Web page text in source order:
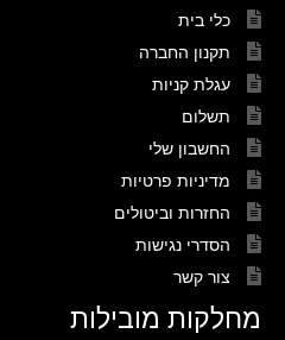
כלי בית
תקנון החברה
עגלת קניות
תשלום
החשבון שלי
מדיניות פרטיות
החזרות וביטולים
הסדרי נגישות
צור קשר
מחלקות מובילות